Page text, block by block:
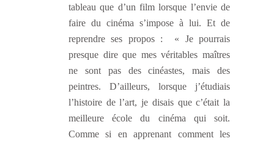
tableau que d’un film lorsque l’envie de
faire du cinéma s’impose à lui. Et de
reprendre ses propos : « Je pourrais
presque dire que mes véritables maîtres
ne sont pas des cinéastes, mais des
peintres. D’ailleurs, lorsque j’étudiais
l’histoire de l’art, je disais que c’était la
meilleure école du cinéma qui soit.
Comme si en apprenant comment les